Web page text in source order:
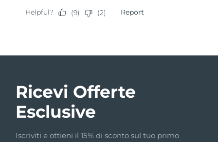
Ricevi Offerte
Esclusive
Iscriviti e ottieni il 15% di sconto sul tuo primo